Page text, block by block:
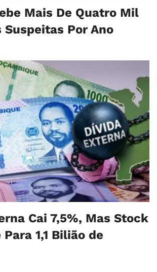
Mais De Quatro Mil
Suspeitas Por Ano
Cai 7,5%, Mas Stock
1,1 Bilião de